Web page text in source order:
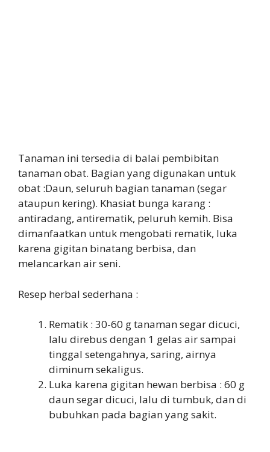
Tanaman ini tersedia di balai pembibitan
tanaman obat. Bagian yang digunakan untuk
obat :Daun, seluruh bagian tanaman (segar
ataupun kering). Khasiat bunga karang :
antiradang, antirematik, peluruh kemih. Bisa
dimanfaatkan untuk mengobati rematik, luka
karena gigitan binatang berbisa, dan
melancarkan air seni.
Resep herbal sederhana :
Rematik : 30-60 g tanaman segar dicuci,
lalu direbus dengan 1 gelas air sampai
tinggal setengahnya, saring, airnya
diminum sekaligus.
Luka karena gigitan hewan berbisa : 60 g
daun segar dicuci, lalu di tumbuk, dan di
bubuhkan pada bagian yang sakit.